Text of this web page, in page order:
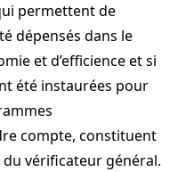
permettent de
dépensés dans le
et d’efficience et si
été instaurées pour
compte, constituent
vérificateur général.